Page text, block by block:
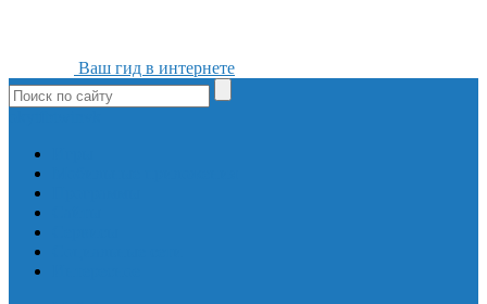
Ваш гид в интернете